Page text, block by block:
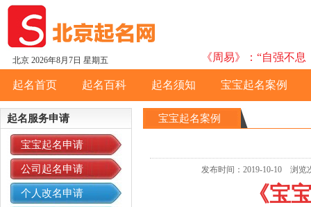
北京 2026年8月7日 星期五 《周易》：“自强不
起名首页 起名百科 起名须知 宝宝起名案例
起名服务申请
宝宝起名申请
公司起名申请
个人改名申请
宝宝起名案例
发布时间：2019-10-10 浏览
《宝